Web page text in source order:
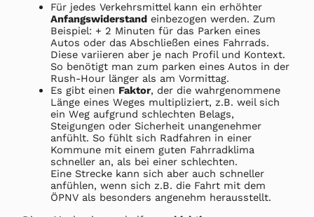
Für jedes Verkehrsmittel kann ein erhöhter
Anfangswiderstand einbezogen werden. Zum
Beispiel: + 2 Minuten für das Parken eines
Autos oder das Abschließen eines Fahrrads.
Diese variieren aber je nach Profil und Kontext.
So benötigt man zum parken eines Autos in der
Rush-Hour länger als am Vormittag.
Es gibt einen Faktor, der die wahrgenommene
Länge eines Weges multipliziert, z.B. weil sich
ein Weg aufgrund schlechten Belags,
Steigungen oder Sicherheit unangenehmer
anfühlt. So fühlt sich Radfahren in einer
Kommune mit einem guten Fahrradklima
schneller an, als bei einer schlechten.
Eine Strecke kann sich aber auch schneller
anfühlen, wenn sich z.B. die Fahrt mit dem
ÖPNV als besonders angenehm herausstellt.